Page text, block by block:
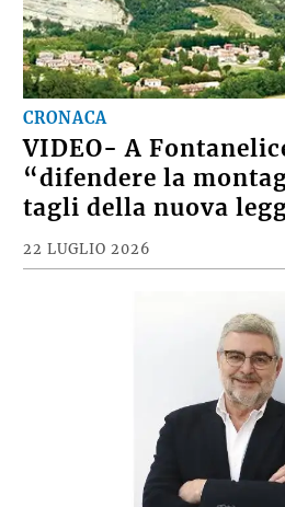
CRONACA
VIDEO- A
“difendere la
tagli della nuova
22 LUGLIO 2026